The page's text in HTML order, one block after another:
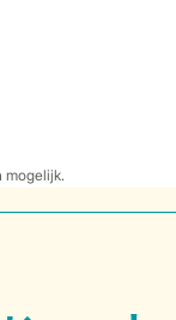
mogelijk.